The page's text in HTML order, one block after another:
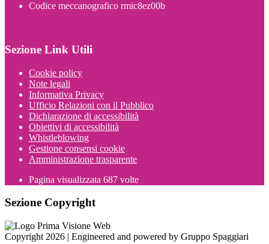
Codice meccanografico rmic8ez00b
Sezione Link Utili
Cookie policy
Note legali
Informativa Privacy
Ufficio Relazioni con il Pubblico
Dichiarazione di accessibilità
Obiettivi di accessibilità
Whistleblowing
Gestione consensi cookie
Amministrazione trasparente
Pagina visualizzata 687 volte
Sezione Copyright
Copyright 2026 | Engineered and powered by Gruppo Spaggiari